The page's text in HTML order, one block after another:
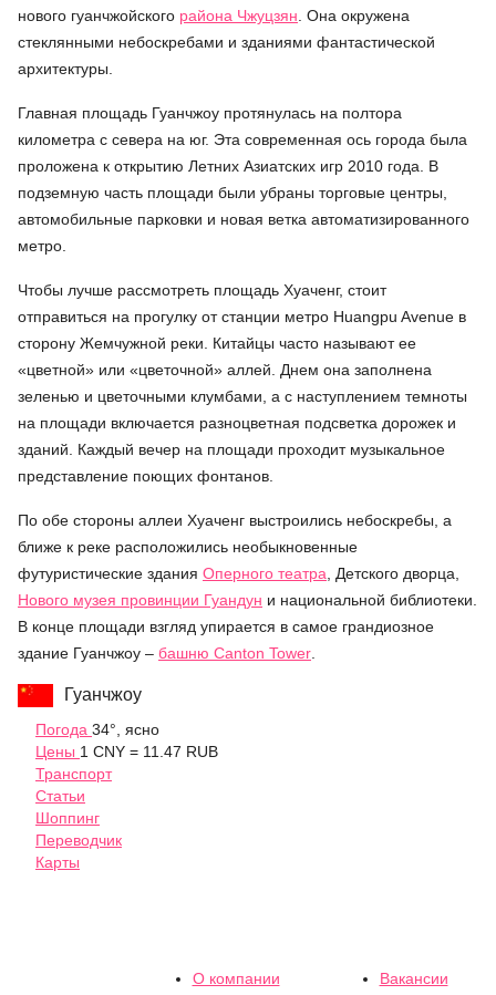
нового гуанчжойского района Чжуцзян . Она окружена
стеклянными небоскребами и зданиями фантастической
архитектуры.
Главная площадь Гуанчжоу протянулась на полтора
километра с севера на юг. Эта современная ось города была
проложена к открытию Летних Азиатских игр 2010 года. В
подземную часть площади были убраны торговые центры,
автомобильные парковки и новая ветка автоматизированного
метро.
Чтобы лучше рассмотреть площадь Хуаченг, стоит
отправиться на прогулку от станции метро Huangpu Avenue в
сторону Жемчужной реки. Китайцы часто называют ее
«цветной» или «цветочной» аллей. Днем она заполнена
зеленью и цветочными клумбами, а с наступлением темноты
на площади включается разноцветная подсветка дорожек и
зданий. Каждый вечер на площади проходит музыкальное
представление поющих фонтанов.
По обе стороны аллеи Хуаченг выстроились небоскребы, а
ближе к реке расположились необыкновенные
футуристические здания Оперного театра , Детского дворца,
Нового музея провинции Гуандун и национальной библиотеки.
В конце площади взгляд упирается в самое грандиозное
здание Гуанчжоу – башню Canton Tower
Гуанчжоу
Погода 34°, ясно
Цены 1 CNY = 11.47 RUB
Транспорт
Статьи
Шоппинг
Переводчик
Карты
О компании Вакансии